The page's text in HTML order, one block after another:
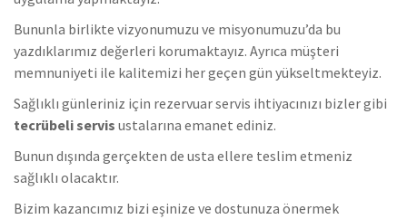
Bununla birlikte vizyonumuzu ve misyonumuzu’da bu
yazdıklarımız değerleri korumaktayız. Ayrıca müşteri
memnuniyeti ile kalitemizi her geçen gün yükseltmekteyiz.
Sağlıklı günleriniz için rezervuar servis ihtiyacınızı bizler gibi
tecrübeli servis ustalarına emanet ediniz.
Bunun dışında gerçekten de usta ellere teslim etmeniz
sağlıklı olacaktır.
Bizim kazancımız bizi eşinize ve dostunuza önermek